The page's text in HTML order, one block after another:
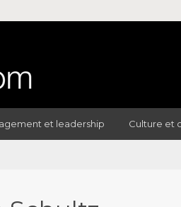
et leadership Culture et